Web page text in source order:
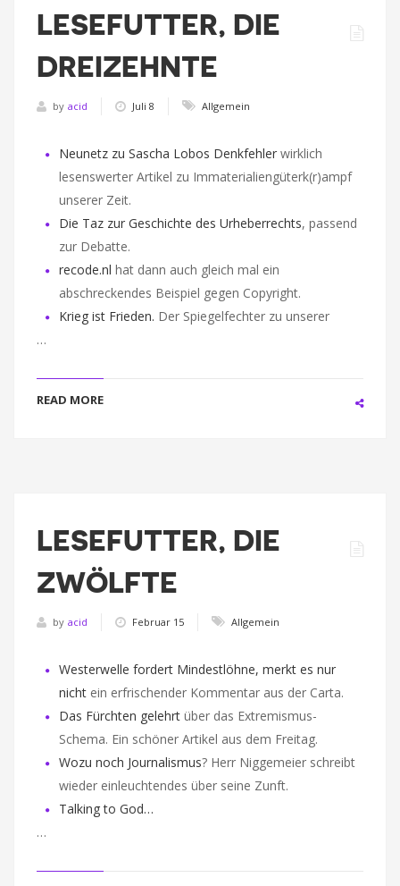
LESEFUTTER, DIE
DREIZEHNTE
by acid Juli 8 Allgemein
Neunetz zu Sascha Lobos Denkfehler wirklich
lesenswerter Artikel zu Immaterialiengüterk(r)ampf
unserer Zeit.
Die Taz zur Geschichte des Urheberrechts, passend
zur Debatte.
recode.nl hat dann auch gleich mal ein
abschreckendes Beispiel gegen Copyright.
Krieg ist Frieden. Der Spiegelfechter zu unserer
…
READ MORE
LESEFUTTER, DIE
ZWÖLFTE
by acid Februar 15 Allgemein
Westerwelle fordert Mindestlöhne, merkt es nur
nicht ein erfrischender Kommentar aus der Carta.
Das Fürchten gelehrt über das Extremismus-
Schema. Ein schöner Artikel aus dem Freitag.
Wozu noch Journalismus? Herr Niggemeier schreibt
wieder einleuchtendes über seine Zunft.
Talking to God…
…